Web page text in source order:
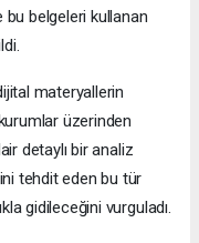
belgeleri kullanan
materyallerin
üzerinden
detaylı bir analiz
tehdit eden bu tür
gidileceğini vurguladı.